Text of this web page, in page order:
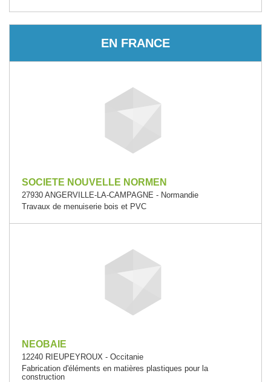
EN FRANCE
SOCIETE NOUVELLE NORMEN
27930 ANGERVILLE-LA-CAMPAGNE - Normandie
Travaux de menuiserie bois et PVC
NEOBAIE
12240 RIEUPEYROUX - Occitanie
Fabrication d'éléments en matières plastiques pour la
construction